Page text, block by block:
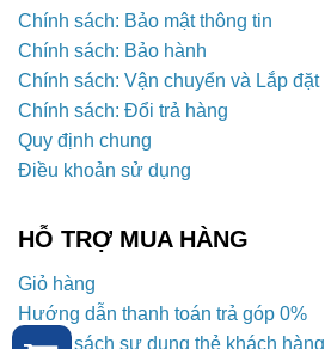
Chính sách: Bảo mật thông tin
Chính sách: Bảo hành
Chính sách: Vận chuyển và Lắp đặt
Chính sách: Đổi trả hàng
Quy định chung
Điều khoản sử dụng
HỖ TRỢ MUA HÀNG
Giỏ hàng
Hướng dẫn thanh toán trả góp 0%
Chính sách sự dụng thẻ khách hàng